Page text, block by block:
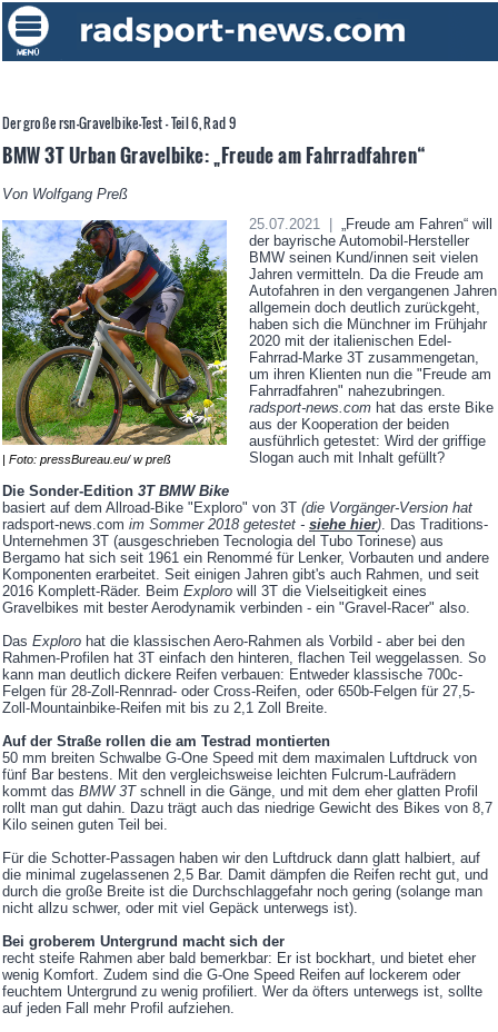
Der große rsn-Gravelbike-Test - Teil 6, Rad 9
BMW 3T Urban Gravelbike: „Freude am Fahrradfahren“
Von Wolfgang Preß
| Foto: pressBureau.eu/ w preß
25.07.2021 |
„Freude am Fahren“ will
der bayrische Automobil-Hersteller
BMW seinen Kund/innen seit vielen
Jahren vermitteln. Da die Freude am
Autofahren in den vergangenen Jahren
allgemein doch deutlich zurückgeht,
haben sich die Münchner im Frühjahr
2020 mit der italienischen Edel-
Fahrrad-Marke 3T zusammengetan,
um ihren Klienten nun die "Freude am
Fahrradfahren" nahezubringen.
radsport-news.comhat das erste Bike
aus der Kooperation der beiden
ausführlich getestet: Wird der griffige
Slogan auch mit Inhalt gefüllt?
Die Sonder-Edition 3T BMW Bike
basiert auf dem Allroad-Bike "Exploro" von 3T (die Vorgänger-Version hat
radsport-news.com im Sommer 2018 getestet - siehe hier). Das Traditions-
Unternehmen 3T (ausgeschrieben Tecnologia del Tubo Torinese) aus
Bergamo hat sich seit 1961 ein Renommé für Lenker, Vorbauten und andere
Komponenten erarbeitet. Seit einigen Jahren gibt's auch Rahmen, und seit
2016 Komplett-Räder. Beim Exploro will 3T die Vielseitigkeit eines
Gravelbikes mit bester Aerodynamik verbinden - ein "Gravel-Racer" also.
Das Exploro hat die klassischen Aero-Rahmen als Vorbild - aber bei den
Rahmen-Profilen hat 3T einfach den hinteren, flachen Teil weggelassen. So
kann man deutlich dickere Reifen verbauen: Entweder klassische 700c-
Felgen für 28-Zoll-Rennrad- oder Cross-Reifen, oder 650b-Felgen für 27,5-
Zoll-Mountainbike-Reifen mit bis zu 2,1 Zoll Breite.
Auf der Straße rollen die am Testrad montierten
50 mm breiten Schwalbe G-One Speed mit dem maximalen Luftdruck von
fünf Bar bestens. Mit den vergleichsweise leichten Fulcrum-Laufrädern
kommt das BMW 3T schnell in die Gänge, und mit dem eher glatten Profil
rollt man gut dahin. Dazu trägt auch das niedrige Gewicht des Bikes von 8,7
Kilo seinen guten Teil bei.
Für die Schotter-Passagen haben wir den Luftdruck dann glatt halbiert, auf
die minimal zugelassenen 2,5 Bar. Damit dämpfen die Reifen recht gut, und
durch die große Breite ist die Durchschlaggefahr noch gering (solange man
nicht allzu schwer, oder mit viel Gepäck unterwegs ist).
Bei groberem Untergrund macht sich der
recht steife Rahmen aber bald bemerkbar: Er ist bockhart, und bietet eher
wenig Komfort. Zudem sind die G-One Speed Reifen auf lockerem oder
feuchtem Untergrund zu wenig profiliert. Wer da öfters unterwegs ist, sollte
auf jeden Fall mehr Profil aufziehen.